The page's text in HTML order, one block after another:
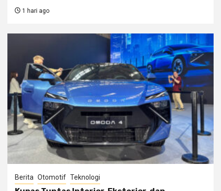
1 hari ago
Berita Otomotif Teknologi